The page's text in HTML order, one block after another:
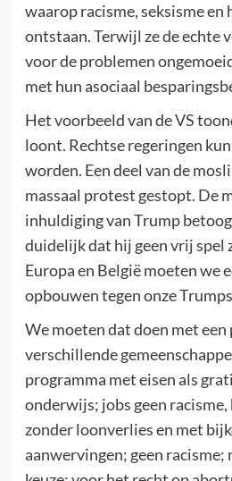
waarop racisme, seksisme
ontstaan. Terwijl ze de echte
voor de problemen
met hun asociaal
Het voorbeeld van de VS
loont. Rechtse regeringen
worden. Een deel van de
massaal protest gestopt. De
inhuldiging van Trump
duidelijk dat hij geen vrij spel
Europa en België moeten we
opbouwen tegen onze
We moeten dat doen met
verschillende
programma met eisen als
onderwijs; jobs geen
zonder loonverlies en met
aanwervingen; geen